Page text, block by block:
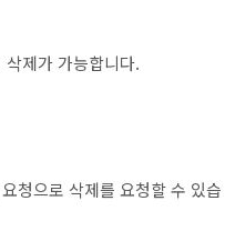
제가 가능합니다.
청으로 삭제를 요청할 수 있습